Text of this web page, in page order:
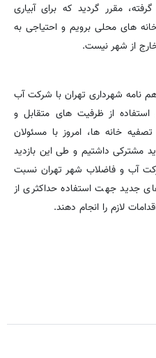
مقرر گردید که برای آبیاری
های محلی برویم و احتیاجی به
از شهر نیست.
نامه شهرداری تهران با شرکت آب
از ظرفیت های متقابل و
خانه ها، امروز با مسئولان
مشترکی داشتیم و طی این بازدید
آب و فاضلاب شهر تهران نسبت
جدید جهت استفاده حداکثری از
لازم را انجام دهند.